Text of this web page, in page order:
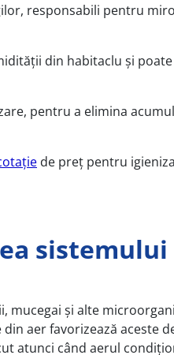
responsabili pentru
din habitaclu și
pentru a elimina
de preț pentru
sistemului
și alte
aer favorizează aceste
atunci când aerul